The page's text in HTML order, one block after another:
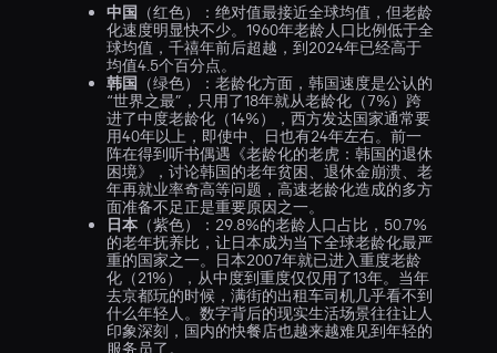
中国 （红色）：绝对值最接近全球均值，但老龄
化速度明显快不少。1960年老龄人口比例低于全
球均值，千禧年前后超越，到2024年已经高于
均值4.5个百分点。
韩国 （绿色）：老龄化方面，韩国速度是公认的
“世界之最”，只用了18年就从老龄化（7%）跨
进了中度老龄化（14%），西方发达国家通常要
用40年以上，即使中、日也有24年左右。前一
阵在得到听书偶遇《老龄化的老虎：韩国的退休
困境》，讨论韩国的老年贫困、退休金崩溃、老
年再就业率奇高等问题，高速老龄化造成的多方
面准备不足正是重要原因之一。
日本 （紫色）：29.8%的老龄人口占比，50.7%
的老年抚养比，让日本成为当下全球老龄化最严
重的国家之一。日本2007年就已进入重度老龄
化（21%），从中度到重度仅仅用了13年。当年
去京都玩的时候，满街的出租车司机几乎看不到
什么年轻人。数字背后的现实生活场景往往让人
印象深刻，国内的快餐店也越来越难见到年轻的
服务员了。